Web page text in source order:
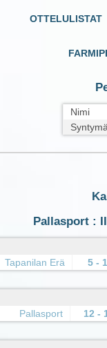
OTTELULISTAT
Nimi
Pallasport :
Tapanilan Erä 5 -
Pallasport 12 -